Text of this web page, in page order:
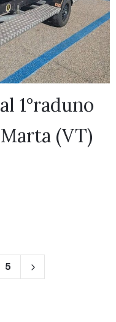
1°raduno
(VT)
5